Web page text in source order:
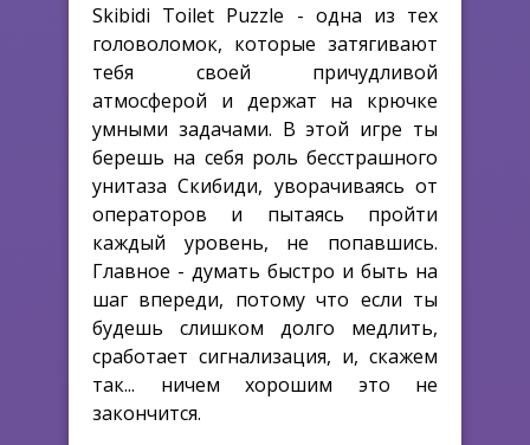
Skibidi Toilet Puzzle - одна из тех
головоломок, которые затягивают
тебя своей причудливой
атмосферой и держат на крючке
умными задачами. В этой игре ты
берешь на себя роль бесстрашного
унитаза Скибиди, уворачиваясь от
операторов и пытаясь пройти
каждый уровень, не попавшись.
Главное - думать быстро и быть на
шаг впереди, потому что если ты
будешь слишком долго медлить,
сработает сигнализация, и, скажем
так... ничем хорошим это не
закончится.